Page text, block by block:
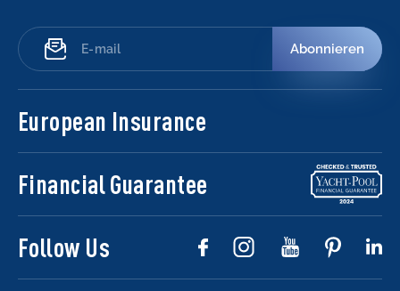
Abonnieren
European Insurance
Financial Guarantee
Follow Us